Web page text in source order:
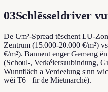
03Schlësseldriver
De €/m²-Spread tëschent LU-
Zentrum (15.000-20.000 €/m²)
€/m²). Bannent enger Gemeng
(Schoul-, Verkéiersuubindung,
Wunnfläch a Verdeelung sinn
wéi T6+ fir de Mietmarché).